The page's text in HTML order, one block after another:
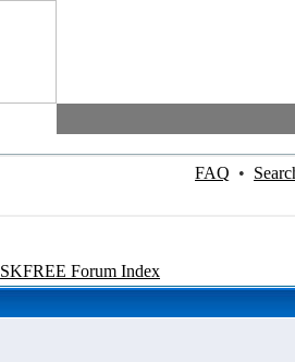
FAQ •
SKFREE Forum Index